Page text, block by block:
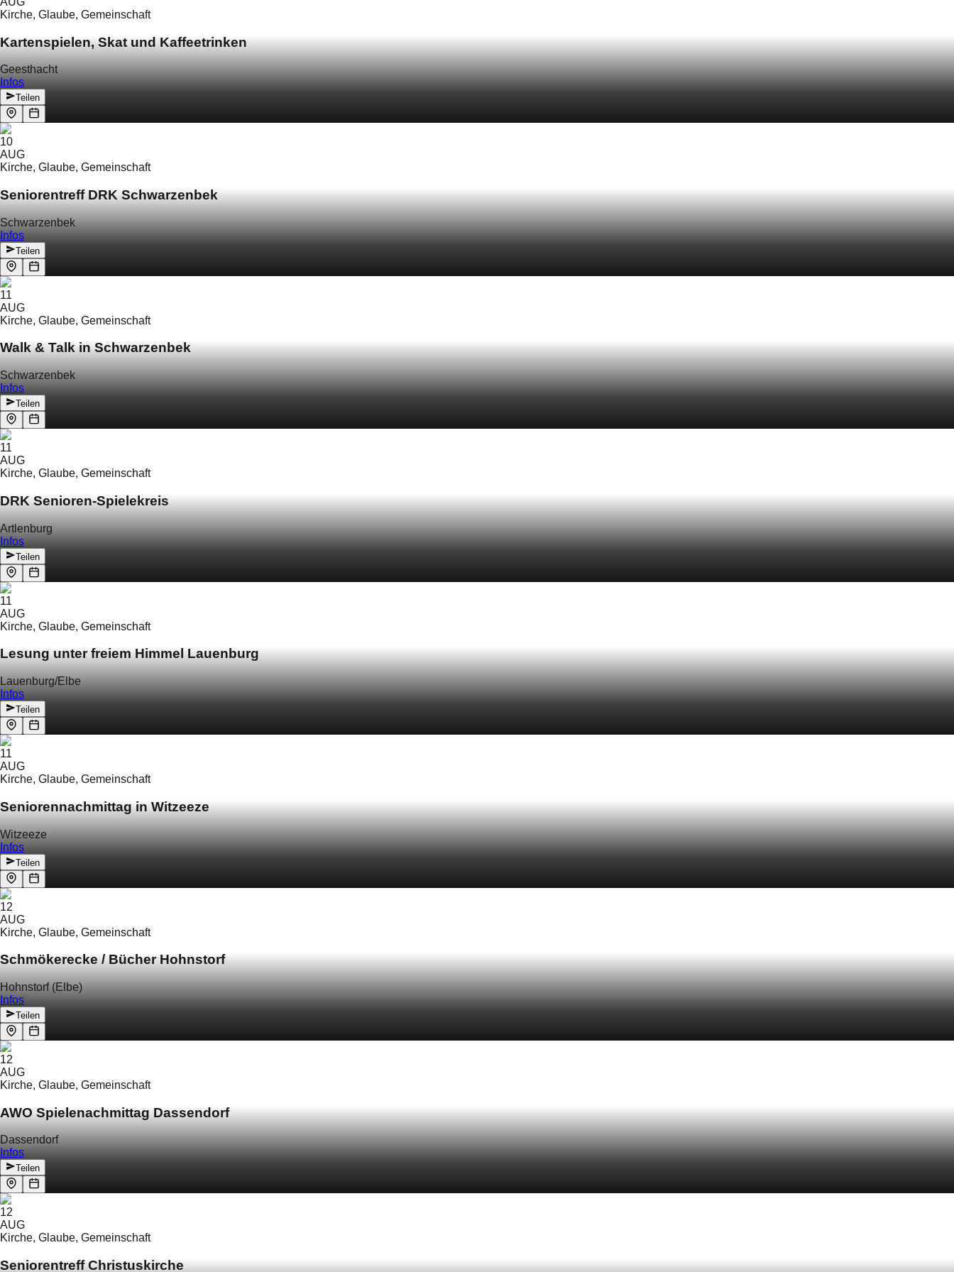
Kirche, Glaube, Gemeinschaft
Kartenspielen, Skat und Kaffeetrinken
Geesthacht
Infos
Teilen
10
AUG
Kirche, Glaube, Gemeinschaft
Seniorentreff DRK Schwarzenbek
Schwarzenbek
Infos
Teilen
11
AUG
Kirche, Glaube, Gemeinschaft
Walk & Talk in Schwarzenbek
Schwarzenbek
Infos
Teilen
11
AUG
Kirche, Glaube, Gemeinschaft
DRK Senioren-Spielekreis
Artlenburg
Infos
Teilen
11
AUG
Kirche, Glaube, Gemeinschaft
Lesung unter freiem Himmel Lauenburg
Lauenburg/Elbe
Infos
Teilen
11
AUG
Kirche, Glaube, Gemeinschaft
Seniorennachmittag in Witzeeze
Witzeeze
Infos
Teilen
12
AUG
Kirche, Glaube, Gemeinschaft
Schmökerecke / Bücher Hohnstorf
Hohnstorf (Elbe)
Infos
Teilen
12
AUG
Kirche, Glaube, Gemeinschaft
AWO Spielenachmittag Dassendorf
Dassendorf
Infos
Teilen
12
AUG
Kirche, Glaube, Gemeinschaft
Seniorentreff Christuskirche